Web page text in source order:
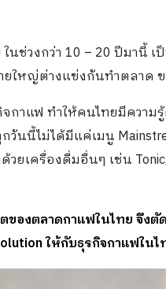
ช่วงกว่า 10 – 20 ปีมานี้
ยใหญ่ต่างแข่งกันทำตลาด
กาแฟ ทำให้คนไทยมีความ
นนี้ไม่ได้มีแค่เมนู
วยเครื่องดื่มอื่นๆ เช่น
ตของตลาดกาแฟในไทย จึ
ให้กับธุรกิจกาแฟใน